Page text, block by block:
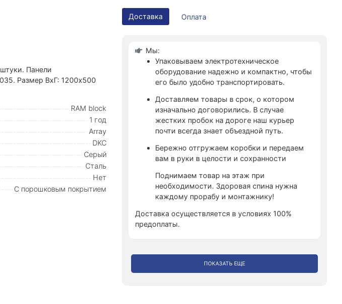
Доставка Оплата
Мы:
Упаковываем электротехническое
оборудование надежно и компактно, чтобы
его было удобно транспортировать.
Доставляем товары в срок, о котором
изначально договорились. В случае
жестких пробок на дороге наш курьер
почти всегда знает объездной путь.
Бережно отгружаем коробки и передаем
вам в руки в целости и сохранности
Поднимаем товар на этаж при
необходимости. Здоровая спина нужна
каждому прорабу и монтажнику!
Доставка осуществляется в условиях 100%
предоплаты.
ПОКАЗАТЬ ЕЩЕ
Панели
Размер ВхГ: 1200х500
RAM block
1 год
Array
DKC
Серый
Сталь
Нет
С порошковым покрытием